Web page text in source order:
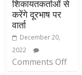
शिकायतकर्ताओं से
करेंगे दूरभाष पर
वार्ता
December 20,
2022
Comments Off